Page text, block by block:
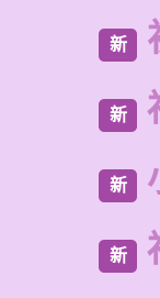
新
新
新
新